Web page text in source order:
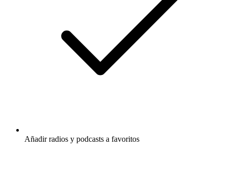
Añadir radios y podcasts a favoritos